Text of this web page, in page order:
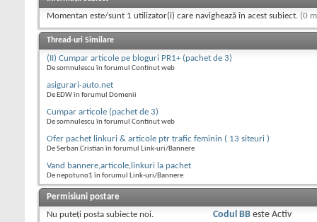
Momentan este/sunt 1 utilizator(i) care navighează în acest subiect. (0
Thread-uri Similare
(II) Cumpar articole pe bloguri PR1+ (pachet de 3)
De somnulescu în forumul Continut web
asigurari-auto.net
De EDW în forumul Domenii
Cumpar articole (pachet de 3)
De somnulescu în forumul Continut web
Ofer pachet linkuri & articole ptr trafic feminin ( 13 siteuri )
De Serban Cristian în forumul Link-uri/Bannere
Vand bannere,articole,linkuri la pachet
De nepotuno1 în forumul Link-uri/Bannere
Permisiuni postare
Nu puteţi posta subiecte noi.
Codul BBeste Activ